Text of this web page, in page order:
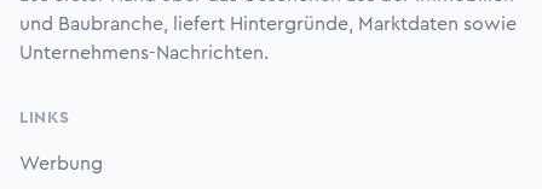
und Baubranche, liefert Hintergründe, Marktdaten sowie
Unternehmens-Nachrichten.
LINKS
Werbung